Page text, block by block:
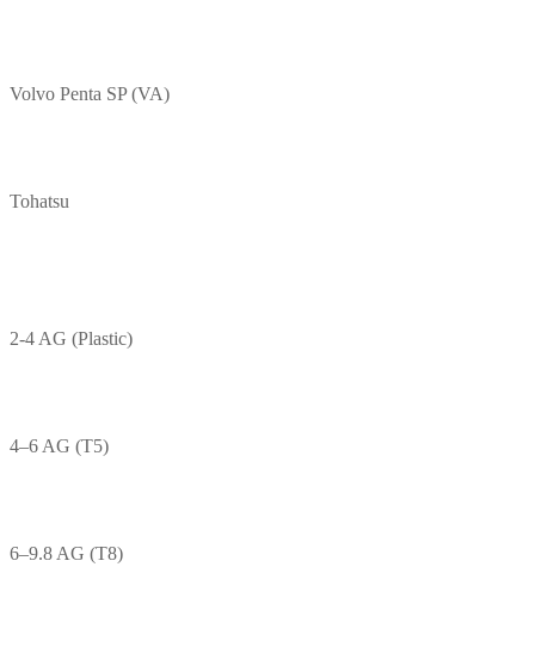
Volvo Penta SP (VA)
Tohatsu
2-4 AG (Plastic)
4–6 AG (T5)
6–9.8 AG (T8)